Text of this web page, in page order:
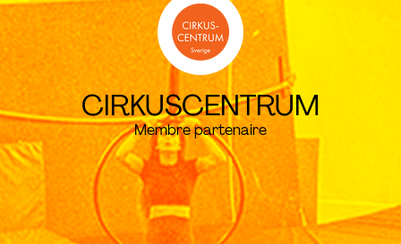
CIRKUSCENTRUM
Membre partenaire